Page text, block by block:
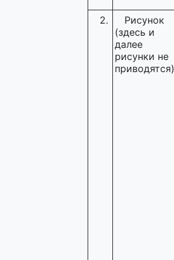
2.
Рисунок
(здесь и
далее
рисунки не
приводятся)